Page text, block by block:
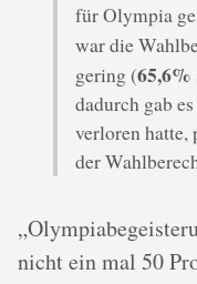
für Olympia
war die
gering (65,6%
dadurch gab
verloren hatte,
der
nicht ein mal 50